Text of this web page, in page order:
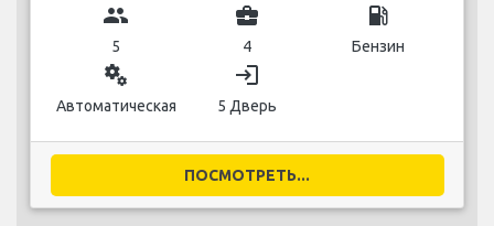
group
5
business_center
4
local_gas_station
Бензин
miscellaneous_services
Автоматическая
login
5 Дверь
ПОСМОТРЕТЬ...